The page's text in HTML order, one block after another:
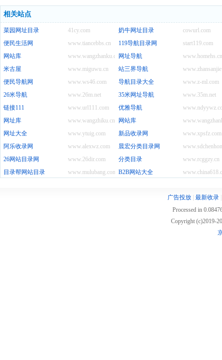
相关站点
41cy.com
菜园网址目录 cowurl.com
奶牛网址目录
www.tiancebbs.cn
便民生活网 start119.com
119导航目录网
www.wangzhanku.com
网站库 www.homehs.cn
网址导航
www.miguwu.cn
米古屋
站三界导航
www.ws46.com
便民导航网 www.z-ml.com
导航目录大全
www.26m.net
26米导航 www.35m.net
35米网址导航
www.url111.com
链接111
优雅导航
www.wangzhiku.cn
网址库
网站库
www.ytuig.com
网址大全 www.xpsfz.com
新品收录网
www.alexwz.com
阿乐收录网
晨宏分类目录网
www.26dir.com
26网站目录网 www.rcggzy.cn
分类目录
www.mulubang.com
目录帮网站目录 B2B网站大全
广告投放 最新收录
Processed in
Copyright (c)2019-